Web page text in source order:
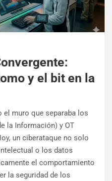
y el bit en la
el muro que separaba los
la Información) y OT
un ciberataque no solo
o los datos
el comportamiento
la seguridad de los